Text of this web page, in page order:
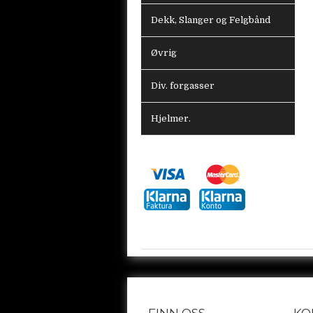
Dekk, Slanger og Felgbånd
Øvrig
Div. forgasser
Hjelmer.